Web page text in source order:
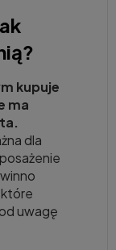
kupuje
ma
dla
uwagę